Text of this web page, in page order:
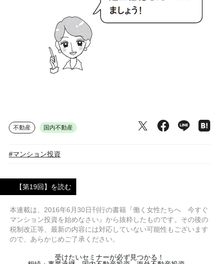
不動産 国内不動産
#マンション投資
【第19回】を読む
本連載は、2016年6月30日刊行の書籍『働く女性たちへ 今すぐ
マンション投資を始めなさい』から抜粋したものです。その後の
税制改正等、最新の内容には対応していない可能性もございます
ので、あらかじめご了承ください。
受けたいセミナーが必ず見つかる！